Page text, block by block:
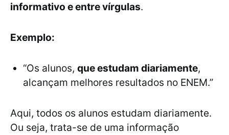
informativo e entre vírgulas.
Exemplo:
“Os alunos, que estudam diariamente,
alcançam melhores resultados no ENEM.”
Aqui, todos os alunos estudam diariamente.
Ou seja, trata-se de uma informação